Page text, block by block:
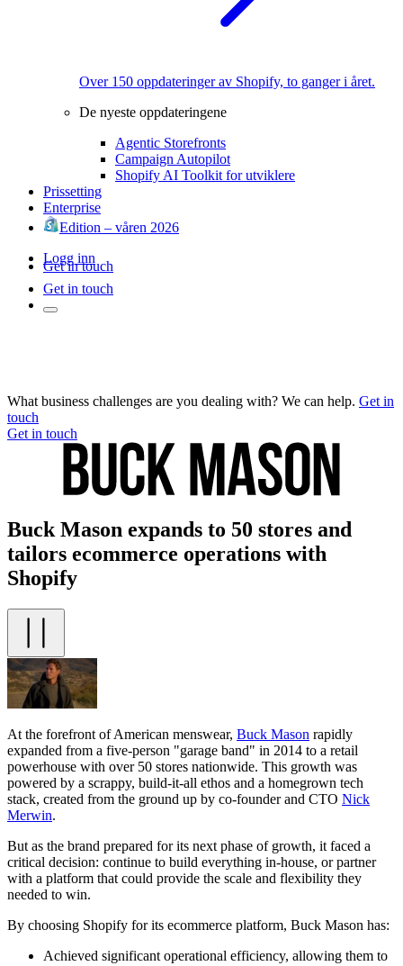
Over 150 oppdateringer av Shopify, to ganger i året.
De nyeste oppdateringene
Agentic Storefronts
Campaign Autopilot
Shopify AI Toolkit for utviklere
Prissetting
Enterprise
Edition – våren 2026
Logg inn
Get in touch
Get in touch
What business challenges are you dealing with? We can help. Get in
touch
Get in touch
Buck Mason expands to 50 stores and
tailors ecommerce operations with
Shopify
At the forefront of American menswear, Buck Mason rapidly
expanded from a five-person "garage band" in 2014 to a retail
powerhouse with over 50 stores nationwide. This growth was
powered by a scrappy, build-it-all ethos and a homegrown tech
stack, created from the ground up by co-founder and CTO Nick
Merwin.
But as the brand prepared for its next phase of growth, it faced a
critical decision: continue to build everything in-house, or partner
with a platform that could provide the scale and flexibility they
needed to win.
By choosing Shopify for its ecommerce platform, Buck Mason has:
Achieved significant operational efficiency, allowing them to